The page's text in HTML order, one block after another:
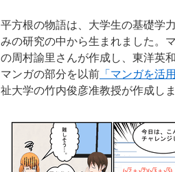
平方根の物語は、大学生の基礎学
みの研究の中から生まれました。
の周村諭里さんが作成し、東洋英
マンガの部分を以前 「マンガを活
祉大学の竹内俊彦准教授が作成しま